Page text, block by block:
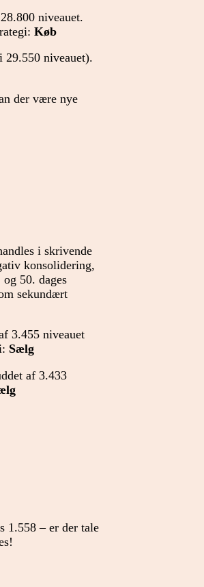
niveauet.
Køb
29.550 niveauet).
der være nye
i skrivende
konsolidering,
50. dages
sekundært
3.455 niveauet
Sælg
af 3.433
1.558 – er der tale